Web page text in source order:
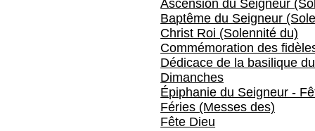
Ascension du Seigneur
Baptême du Seigneur
Christ Roi (Solennité du)
Commémoration des
Dédicace de la basilique
Dimanches
Épiphanie du Seigneur -
Féries (Messes des)
Fête Dieu